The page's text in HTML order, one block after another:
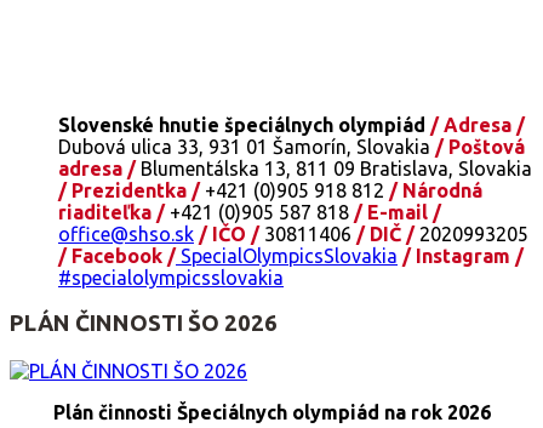
Slovenské hnutie špeciálnych olympiád / Adresa /
Dubová ulica 33, 931 01 Šamorín, Slovakia / Poštová
adresa /Blumentálska 13, 811 09 Bratislava, Slovakia
/ Prezidentka /+421 (0)905 918 812 / Národná
riaditeľka /+421 (0)905 587 818 / E-mail /
office@shso.sk / IČO /30811406 / DIČ /2020993205
/ Facebook /SpecialOlympicsSlovakia / Instagram /
#specialolympicsslovakia
PLÁN ČINNOSTI ŠO 2026
Plán činnosti Špeciálnych olympiád na rok 2026